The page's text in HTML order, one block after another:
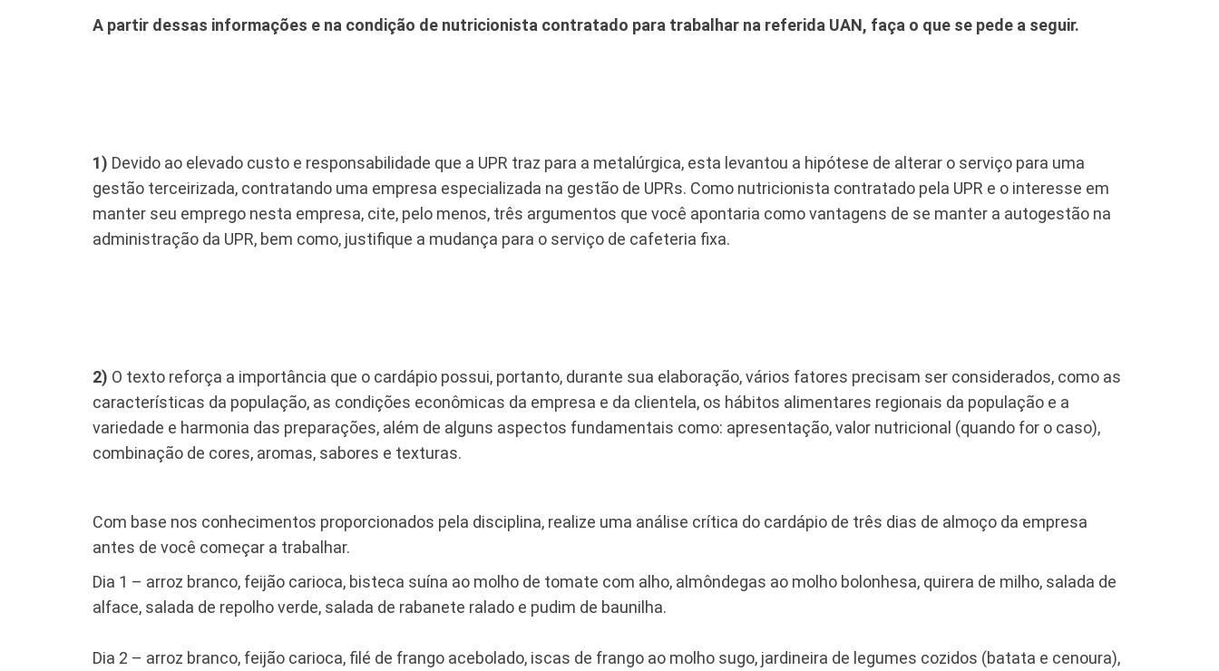
A partir dessas informações e na condição de nutricionista contratado para trabalhar na referida UAN, faça o que se pede a seguir.
1) Devido ao elevado custo e responsabilidade que a UPR traz para a metalúrgica, esta levantou a hipótese de alterar o serviço para uma
gestão terceirizada, contratando uma empresa especializada na gestão de UPRs. Como nutricionista contratado pela UPR e o interesse em
manter seu emprego nesta empresa, cite, pelo menos, três argumentos que você apontaria como vantagens de se manter a autogestão na
administração da UPR, bem como, justifique a mudança para o serviço de cafeteria fixa.
2) O texto reforça a importância que o cardápio possui, portanto, durante sua elaboração, vários fatores precisam ser considerados, como as
características da população, as condições econômicas da empresa e da clientela, os hábitos alimentares regionais da população e a
variedade e harmonia das preparações, além de alguns aspectos fundamentais como: apresentação, valor nutricional (quando for o caso),
combinação de cores, aromas, sabores e texturas.
Com base nos conhecimentos proporcionados pela disciplina, realize uma análise crítica do cardápio de três dias de almoço da empresa
antes de você começar a trabalhar.
Dia 1 – arroz branco, feijão carioca, bisteca suína ao molho de tomate com alho, almôndegas ao molho bolonhesa, quirera de milho, salada de
alface, salada de repolho verde, salada de rabanete ralado e pudim de baunilha.
Dia 2 – arroz branco, feijão carioca, filé de frango acebolado, iscas de frango ao molho sugo, jardineira de legumes cozidos (batata e cenoura),